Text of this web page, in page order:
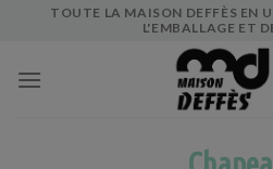
TOUTE LA MAISON DEFFÈS EN
L'EMBALLAGE ET